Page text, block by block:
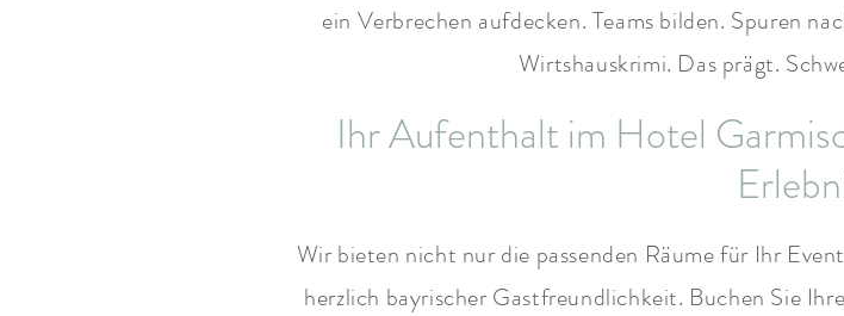
ein Verbrechen aufdecken. Teams bilden. Spuren
Wirtshauskrimi. Das prägt.
Ihr Aufenthalt im Hotel
Wir bieten nicht nur die passenden Räume für Ihr
herzlich bayrischer Gastfreundlichkeit. Buchen Sie